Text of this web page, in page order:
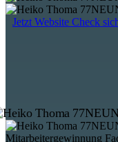
Jetzt Website Check